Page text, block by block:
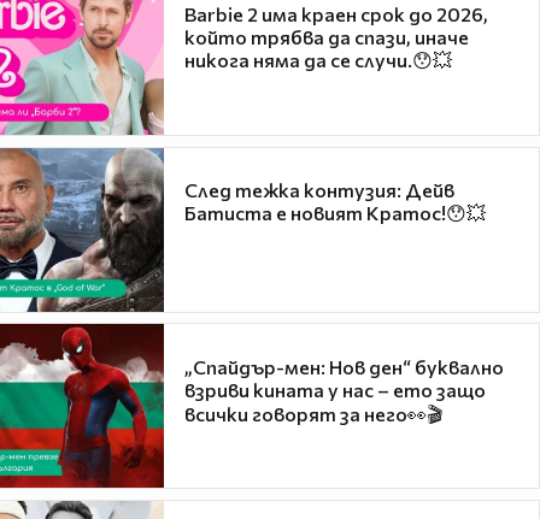
Barbie 2 има краен срок до 2026,
който трябва да спази, иначе
никога няма да се случи.😯💥
След тежка контузия: Дейв
Батиста е новият Кратос!😯💥
„Спайдър-мен: Нов ден“ буквално
взриви кината у нас – ето защо
всички говорят за него👀🎬